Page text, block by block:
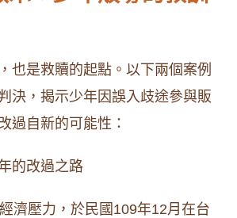
也是救贖的起點。以下兩個案例
決，揭示少年因誤入歧途參與販
過自新的可能性：
的改過之路
濟壓力，於民國109年12月在台